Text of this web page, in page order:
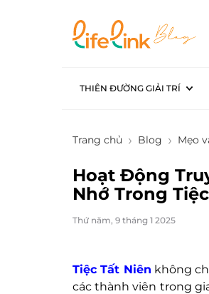
THIÊN ĐƯỜNG GIẢI TRÍ
Trang chủ Blog Mẹo
Hoạt Động
Nhớ Trong
Thứ năm, 9 tháng 1 2025
Tiệc Tất Niên không
các thành viên trong